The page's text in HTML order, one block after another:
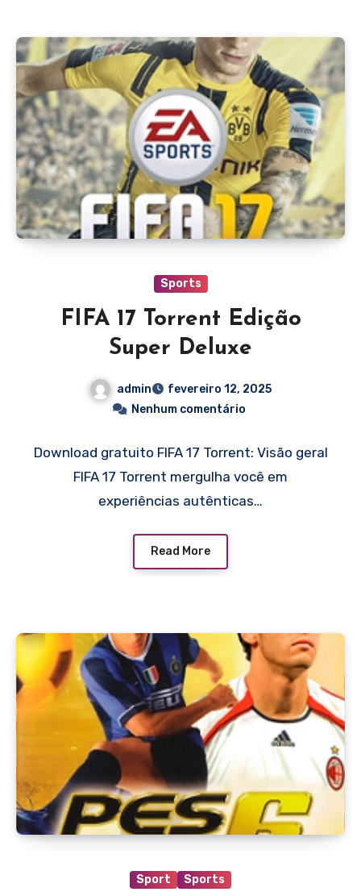
Sports
FIFA 17 Torrent Edição
Super Deluxe
admin
fevereiro 12, 2025
Nenhum comentário
Download gratuito FIFA 17 Torrent: Visão geral
FIFA 17 Torrent mergulha você em
experiências autênticas…
Read More
Sport Sports